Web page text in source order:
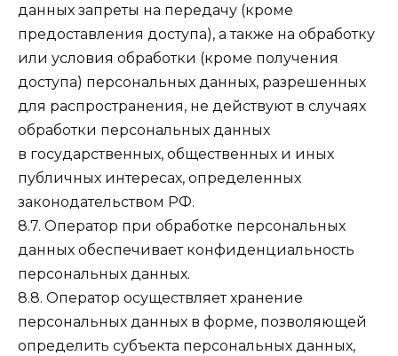
данных запреты на передачу (кроме
предоставления доступа), а также на обработку
или условия обработки (кроме получения
доступа) персональных данных, разрешенных
для распространения, не действуют в случаях
обработки персональных данных
в государственных, общественных и иных
публичных интересах, определенных
законодательством РФ.
8.7. Оператор при обработке персональных
данных обеспечивает конфиденциальность
персональных данных.
8.8. Оператор осуществляет хранение
персональных данных в форме, позволяющей
определить субъекта персональных данных,